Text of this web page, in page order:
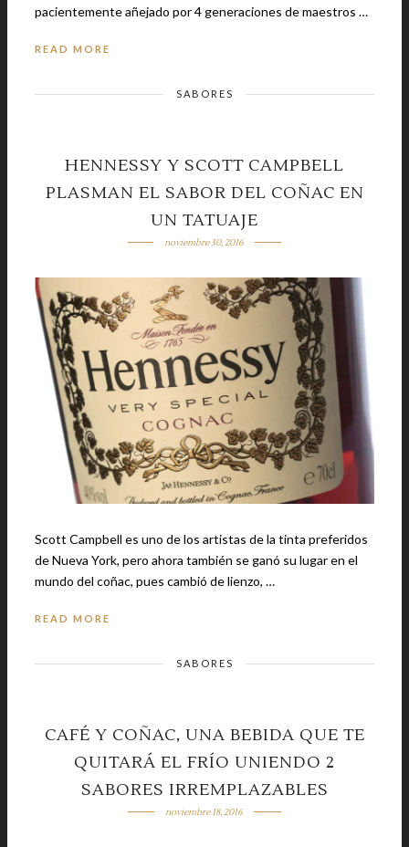
pacientemente añejado por 4 generaciones de maestros …
READ MORE
SABORES
HENNESSY Y SCOTT CAMPBELL
PLASMAN EL SABOR DEL COÑAC EN
UN TATUAJE
noviembre 30, 2016
Scott Campbell es uno de los artistas de la tinta preferidos
de Nueva York, pero ahora también se ganó su lugar en el
mundo del coñac, pues cambió de lienzo, …
READ MORE
SABORES
CAFÉ Y COÑAC, UNA BEBIDA QUE TE
QUITARÁ EL FRÍO UNIENDO 2
SABORES IRREMPLAZABLES
noviembre 18, 2016